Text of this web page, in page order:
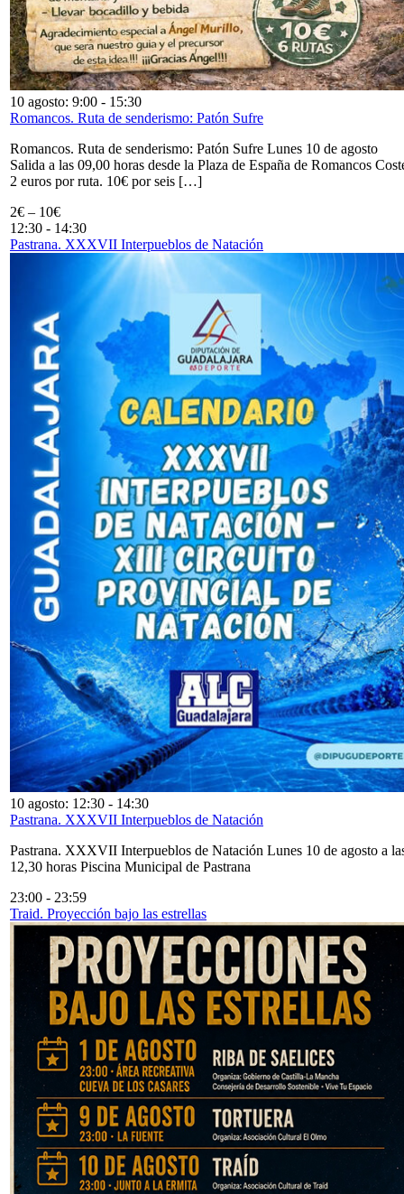
10 agosto: 9:00 - 15:30
Romancos. Ruta de senderismo: Patón Sufre
Romancos. Ruta de senderismo: Patón Sufre Lunes 10 de agosto
Salida a las 09,00 horas desde la Plaza de España de Romancos
2 euros por ruta. 10€ por seis […]
2€ – 10€
12:30 - 14:30
Pastrana. XXXVII Interpueblos de Natación
10 agosto: 12:30 - 14:30
Pastrana. XXXVII Interpueblos de Natación
Pastrana. XXXVII Interpueblos de Natación Lunes 10 de agosto a
12,30 horas Piscina Municipal de Pastrana
23:00 - 23:59
Traid. Proyección bajo las estrellas